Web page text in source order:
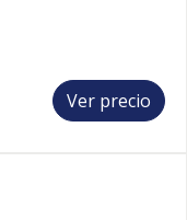
Ver precio